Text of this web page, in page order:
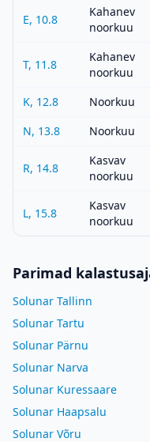
E, 10.8
Kahanev
noorkuu
T, 11.8
Kahanev
noorkuu
K, 12.8 Noorkuu
N, 13.8
Noorkuu
R, 14.8
Kasvav
noorkuu
L, 15.8
Kasvav
noorkuu
Parimad
Solunar Tallinn
Solunar Tartu
Solunar Pärnu
Solunar Narva
Solunar Kuressaare
Solunar Haapsalu
Solunar Võru